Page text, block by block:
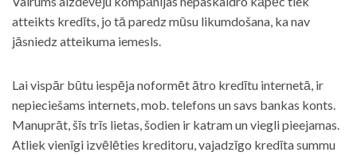
atteikts kredīts, jo tā paredz mūsu likumdošana, ka nav
jāsniedz atteikuma iemesls.
Lai vispār būtu iespēja noformēt ātro kredītu internetā, ir
nepieciešams internets, mob. telefons un savs bankas konts.
Manuprāt, šīs trīs lietas, šodien ir katram un viegli pieejamas.
Atliek vienīgi izvēlēties kreditoru, vajadzīgo kredīta summu